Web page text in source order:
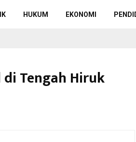
HUKUM EKONOMI
Tengah Hiruk